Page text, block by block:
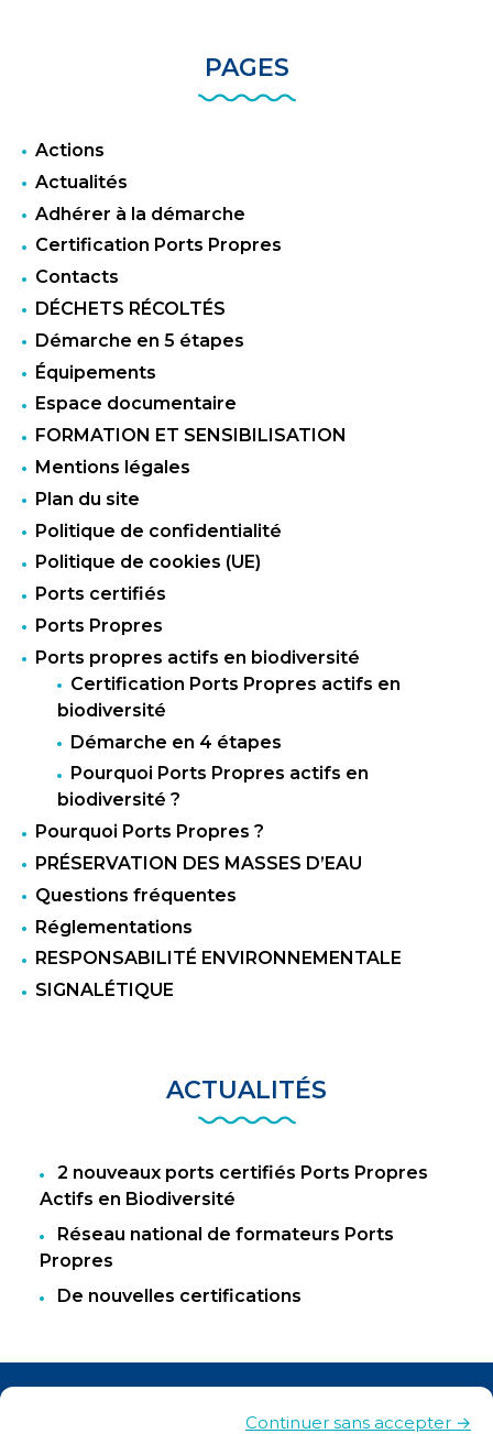
Continuer sans accepter →
PAGES
Actions
Actualités
Adhérer à la démarche
Certification Ports Propres
Contacts
DÉCHETS RÉCOLTÉS
Démarche en 5 étapes
Équipements
Espace documentaire
FORMATION ET SENSIBILISATION
Mentions légales
Plan du site
Politique de confidentialité
Politique de cookies (UE)
Ports certifiés
Ports Propres
Ports propres actifs en biodiversité
Certification Ports Propres actifs en
biodiversité
Démarche en 4 étapes
Pourquoi Ports Propres actifs en
biodiversité ?
Pourquoi Ports Propres ?
PRÉSERVATION DES MASSES D’EAU
Questions fréquentes
Réglementations
RESPONSABILITÉ ENVIRONNEMENTALE
SIGNALÉTIQUE
ACTUALITÉS
2 nouveaux ports certifiés Ports Propres
Actifs en Biodiversité
Réseau national de formateurs Ports
Propres
De nouvelles certifications